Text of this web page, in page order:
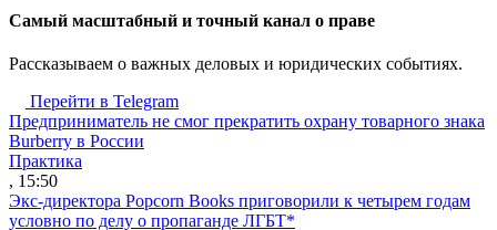
Cамый масштабный и точный канал о праве
Рассказываем о важных деловых и юридических событиях.
Перейти в Telegram
Предприниматель не смог прекратить охрану товарного знака
Burberry в России
Практика
, 15:50
Экс-директора Popcorn Books приговорили к четырем годам
условно по делу о пропаганде ЛГБТ*